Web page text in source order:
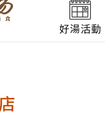
好湯活動